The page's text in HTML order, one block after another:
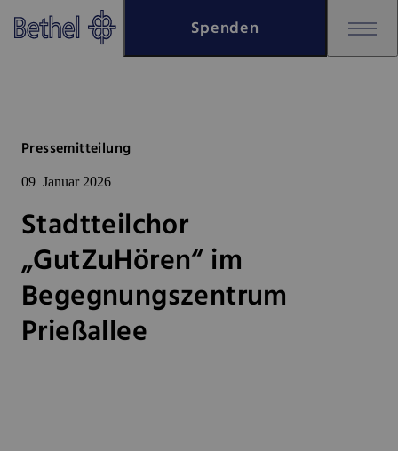
Zum Hauptinhalt springen
Zur Fußzeile springen
Spenden
Pressemitteilung
09 Januar 2026
Stadtteilchor
„GutZuHören“ im
Begegnungszentrum
Prießallee